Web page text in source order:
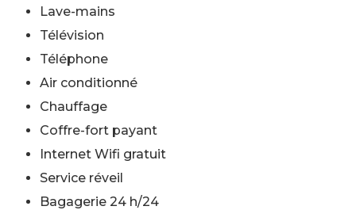
Lave-mains
Télévision
Téléphone
Air conditionné
Chauffage
Coffre-fort payant
Internet Wifi gratuit
Service réveil
Bagagerie 24 h/24